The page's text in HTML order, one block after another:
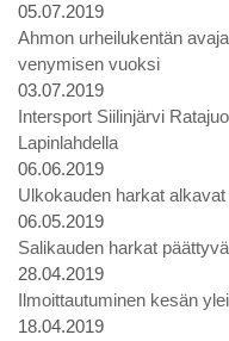
05.07.2019
Ahmon urheilukentän
venymisen vuoksi
03.07.2019
Intersport Siilinjärvi
Lapinlahdella
06.06.2019
Ulkokauden harkat alkavat
06.05.2019
Salikauden harkat
28.04.2019
Ilmoittautuminen kesän
18.04.2019